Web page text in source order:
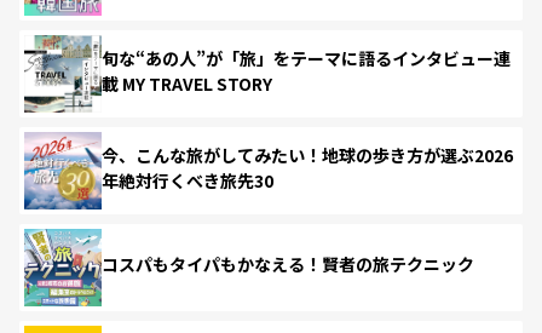
旬な“あの人”が「旅」をテーマに語るインタビュー連
載 MY TRAVEL STORY
今、こんな旅がしてみたい！地球の歩き方が選ぶ2026
年絶対行くべき旅先30
コスパもタイパもかなえる！賢者の旅テクニック